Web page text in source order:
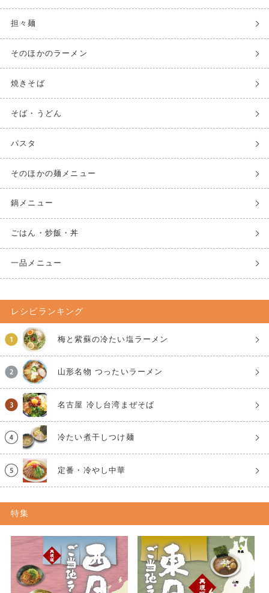
担々麺
そのほかのラーメン
焼きそば
そば・うどん
パスタ
そのほかの麺メニュー
鍋メニュー
ごはん・炒飯・丼
一品メニュー
レシピランキング
梅と紫蘇の冷たい塩ラーメン
山形名物 つったいラーメン
名古屋 冷し台湾まぜそば
冷たい煮干しつけ麺
定番・冷やし中華
特集